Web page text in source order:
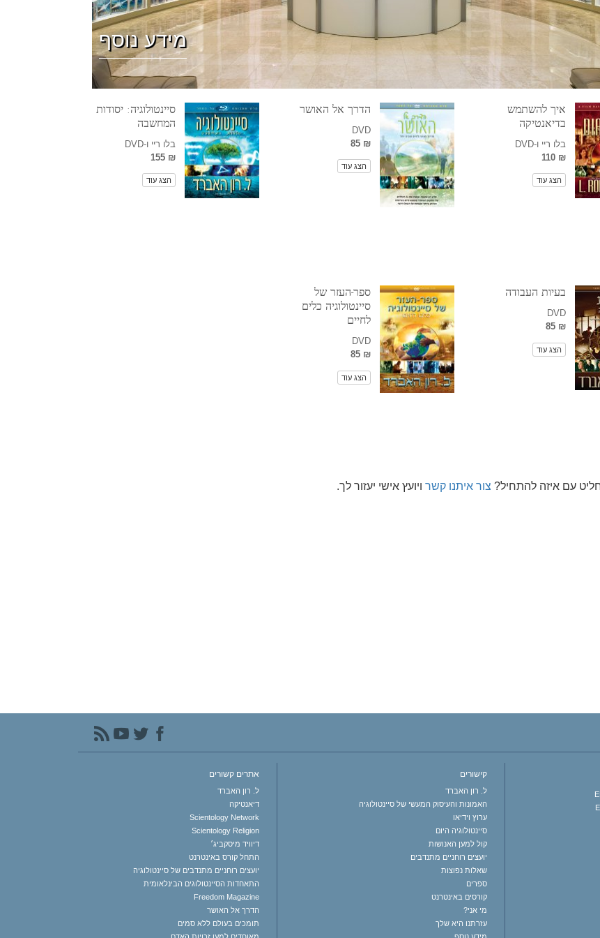
כלים למקום העבודה
אתיקה ומצבי הפעולה
הגורם לדיכוי
חקירות
יסודות ההתארגנות
היסודות של יחסי ציבור
מידע נוסף
איך להשתמש
בדיאנטיקה
בלו ריי ו-DVD
₪ 110
הצג עוד
הדרך אל האושר
DVD
₪ 85
הצג עוד
סיינטולוגיה: יסודות
המחשבה
בלו ריי ו-DVD
₪ 155
הצג עוד
בעיות העבודה
DVD
₪ 85
הצג עוד
ספר-העזר של
סיינטולוגיה כלים
לחיים
DVD
₪ 85
הצג עוד
עם איזה להתחיל? צור איתנו קשר ויועץ אישי יעזור לך.
קישורים
ל. רון האברד
האמונות והעיסוק המעשי של סיינטולוגיה
ערוץ וידיאו
סיינטולוגיה היום
קול למען האנושות
יועצים רוחניים מתנדבים
שאלות נפוצות
ספרים
קורסים באינטרנט
מי אני?
עזרתנו היא שלך
מידע נוסף
אתרים קשורים
ל. רון האברד
דיאנטיקה
Scientology Network
Scientology Religion
דיוויד מיסקביג׳
התחל קורס באינטרנט
יועצים רוחניים מתנדבים של סיינטולוגיה
התאחדות הסיינטולוגים הבינלאומית
Freedom Magazine
הדרך אל האושר
תומכים בעולם ללא סמים
מאוחדים למען זכויות האדם